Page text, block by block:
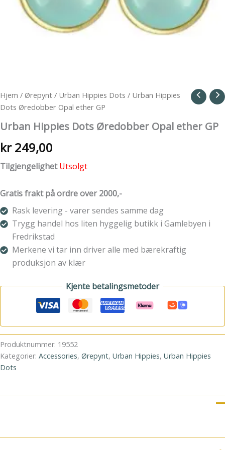
Hjem / Ørepynt / Urban Hippies Dots / Urban Hippies
Dots Øredobber Opal ether GP
Urban Hippies Dots Øredobber Opal ether GP
kr249,00
Tilgjengelighet Utsolgt
Gratis frakt på ordre over 2000,-
Rask levering - varer sendes samme dag
Trygg handel hos liten hyggelig butikk i Gamlebyen i
Fredrikstad
Merkene vi tar inn driver alle med bærekraftig
produksjon av klær
Kjente betalingsmetoder
Produktnummer: 19552
Kategorier: Accessories, Ørepynt, Urban Hippies, Urban Hippies
Dots